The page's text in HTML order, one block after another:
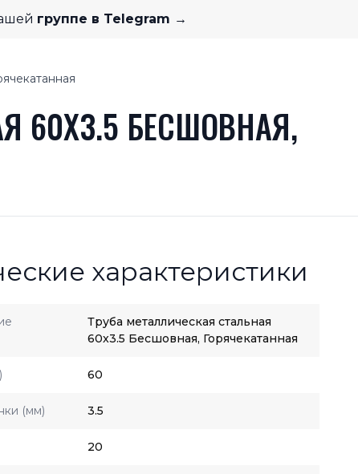
группе в Telegram →
60X3.5 БЕСШОВНАЯ,
характеристики
Труба металлическая стальная
60x3.5 Бесшовная, Горячекатанная
60
(мм) 3.5
20